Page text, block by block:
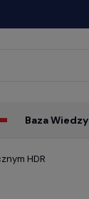
Baza Wiedzy
HDR